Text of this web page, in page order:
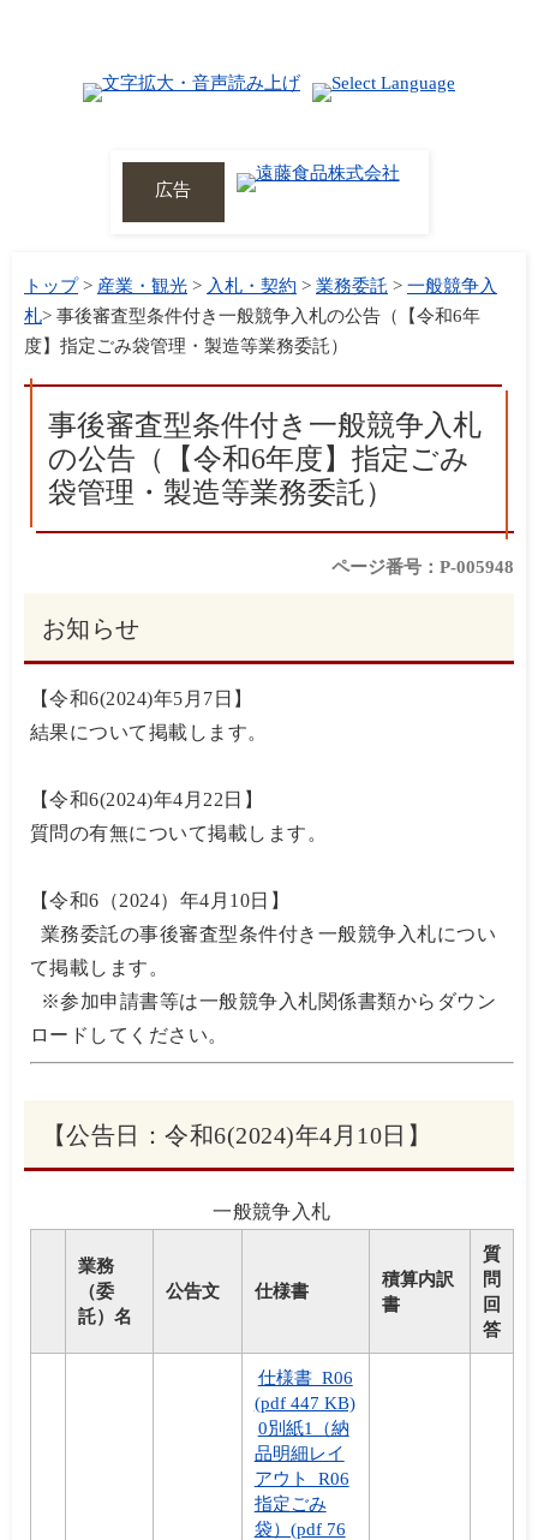
広告
トップ> 産業・観光 > 入札・契約 > 業務委託 > 一般競争入
札> 事後審査型条件付き一般競争入札の公告（【令和6年
度】指定ごみ袋管理・製造等業務委託）
事後審査型条件付き一般競争入札
の公告（【令和6年度】指定ごみ
袋管理・製造等業務委託）
ページ番号：P-005948
お知らせ
【令和6(2024)年5月7日】
結果について掲載します。
【令和6(2024)年4月22日】
質問の有無について掲載します。
【令和6（2024）年4月10日】
業務委託の事後審査型条件付き一般競争入札につい
て掲載します。
※参加申請書等は一般競争入札関係書類からダウン
ロードしてください。
【公告日：令和6(2024)年4月10日】
一般競争入札
業務
（委
託）名
公告文 仕様書
積算内訳
書
質
問
回
答
仕様書_R06
(pdf 447 KB)
0別紙1（納
品明細レイ
アウト_R06
指定ごみ
袋）(pdf 76